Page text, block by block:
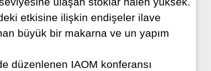
etkisine ilişkin endişeler ilave
büyük bir makarna ve un yapım
düzenlenen IAOM konferansı